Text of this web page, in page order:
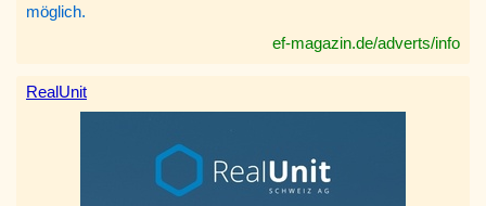
möglich.
ef-magazin.de/adverts/info
RealUnit